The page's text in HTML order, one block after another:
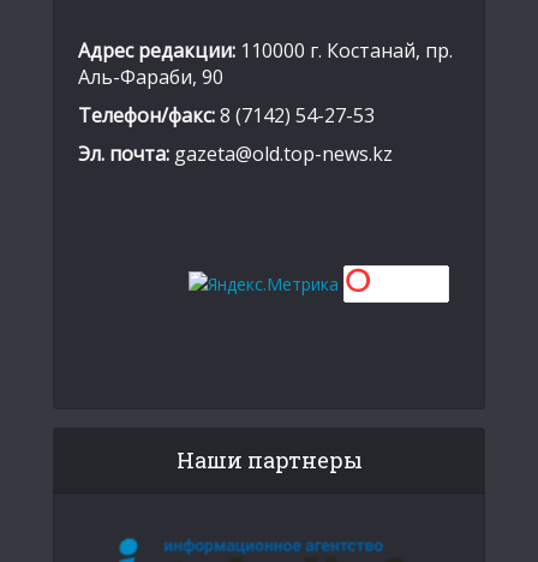
Адрес редакции: 110000 г. Костанай, пр.
Аль-Фараби, 90
Телефон/факс:8 (7142) 54-27-53
Эл. почта: gazeta@old.top-news.kz
Наши партнеры